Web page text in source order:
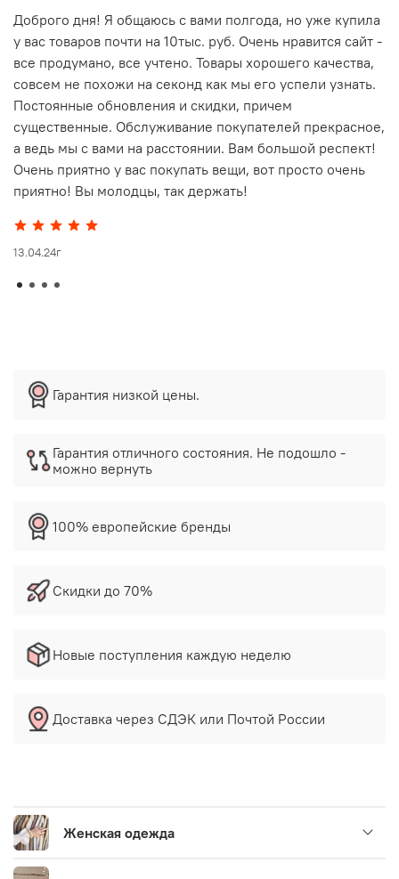
Доброго дня! Я общаюсь с вами полгода, но уже купила
у вас товаров почти на 10тыс. руб. Очень нравится сайт -
все продумано, все учтено. Товары хорошего качества,
совсем не похожи на секонд как мы его успели узнать.
Постоянные обновления и скидки, причем
существенные. Обслуживание покупателей прекрасное,
а ведь мы с вами на расстоянии. Вам большой респект!
Очень приятно у вас покупать вещи, вот просто очень
приятно! Вы молодцы, так держать!
13.04.24г
Гарантия низкой цены.
Гарантия отличного состояния. Не подошло -
можно вернуть
100% европейские бренды
Скидки до 70%
Новые поступления каждую неделю
Доставка через СДЭК или Почтой России
Женская одежда